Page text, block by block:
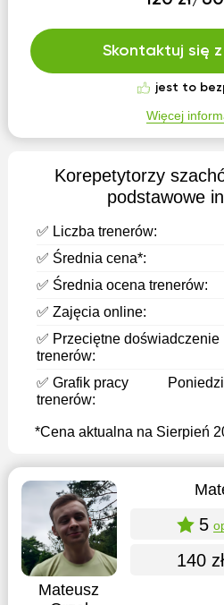
Skontaktuj się
jest to
Więcej
Korepetytorzy
podstawowe
✅ Liczba trenerów:
✅ Średnia cena*:
✅ Średnia ocena trenerów:
✅ Zajęcia online:
✅ Przeciętne doświadczenie
trenerów:
✅ Grafik pracy
trenerów:
*Cena aktualna na Sierpień
Mateusz
5
140